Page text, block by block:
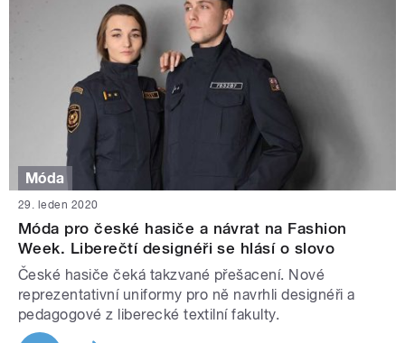
Móda
29. leden 2020
Móda pro české hasiče a návrat na Fashion
Week. Liberečtí designéři se hlásí o slovo
České hasiče čeká takzvané přešacení. Nové
reprezentativní uniformy pro ně navrhli designéři a
pedagogové z liberecké textilní fakulty.